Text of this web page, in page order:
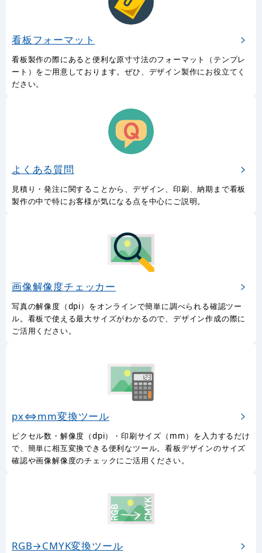
看板フォーマット
看板製作の際にあると便利な原寸寸法のフォーマット（テンプレ
ート）をご用意しております。ぜひ、デザイン製作にお役立てく
ださい。
よくある質問
見積り・発注に関することから、デザイン、印刷、納期まで看板
製作の中で特にお客様が気になる点を中心にご説明。
画像解像度チェッカー
写真の解像度（dpi）をオンラインで簡単に調べられる確認ツー
ル。看板で使える最大サイズがわかるので、デザイン作成の際に
ご活用ください。
px⇔mm変換ツール
ピクセル数・解像度（dpi）・印刷サイズ（mm）を入力するだけ
で、簡単に相互変換できる便利なツール。看板デザインのサイズ
確認や画像解像度のチェックにご活用ください。
RGB→CMYK変換ツール